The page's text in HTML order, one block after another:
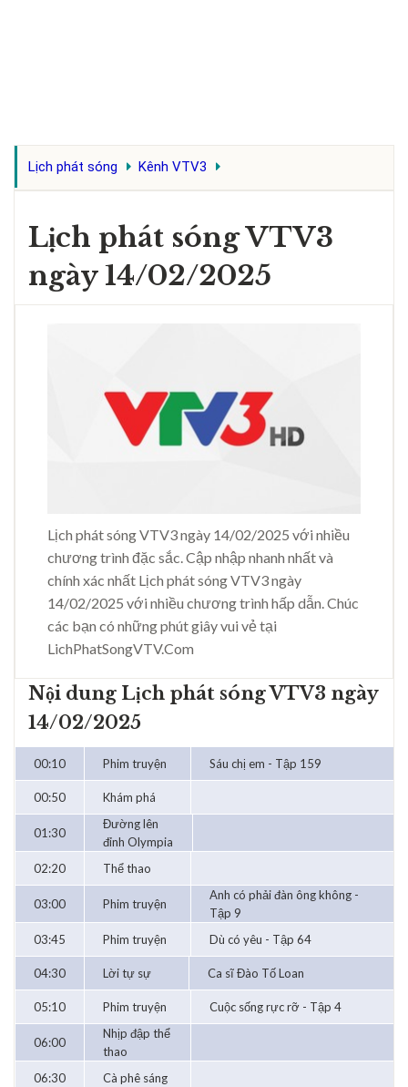
Lịch phát sóng Kênh VTV3
Lịch phát sóng VTV3
ngày 14/02/2025
Lịch phát sóng VTV3 ngày 14/02/2025 với nhiều
chương trình đặc sắc. Cập nhập nhanh nhất và
chính xác nhất Lịch phát sóng VTV3 ngày
14/02/2025 với nhiều chương trình hấp dẫn. Chúc
các bạn có những phút giây vui vẻ tại
LichPhatSongVTV.Com
Nội dung Lịch phát sóng VTV3 ngày
14/02/2025
00:10 Phim truyện Sáu chị em - Tập 159
00:50 Khám phá
01:30
Đường lên
đỉnh Olympia
02:20
Thể thao
03:00 Phim truyện
Anh có phải đàn ông không -
Tập 9
03:45
Phim truyện Dù có yêu - Tập 64
04:30 Lời tự sự Ca sĩ Đào Tố Loan
05:10 Phim truyện Cuộc sống rực rỡ - Tập 4
06:00
Nhịp đập thể
thao
06:30
Cà phê sáng